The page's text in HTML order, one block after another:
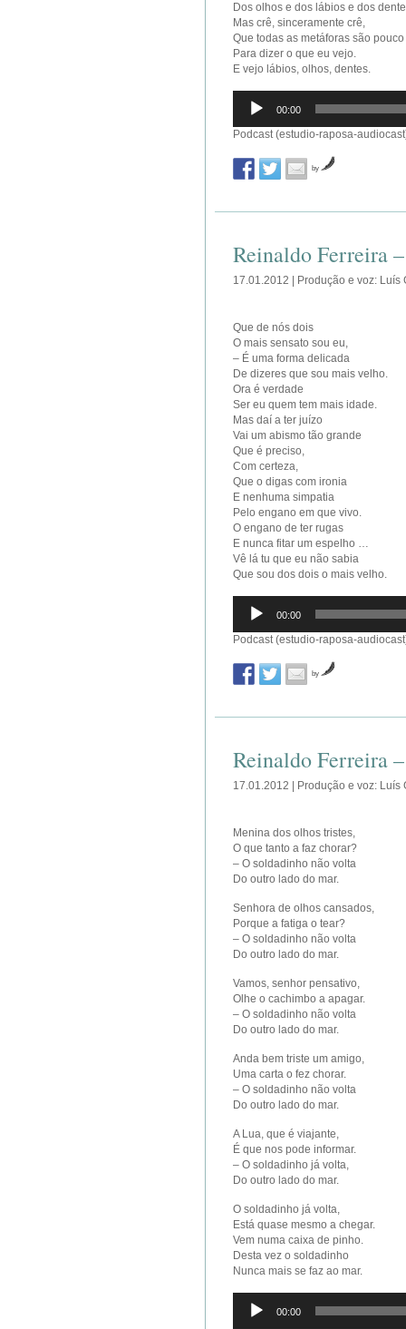
Dos olhos e dos lábios e dos
Mas crê, sinceramente crê,
Que todas as metáforas são pouco
Para dizer o que eu vejo.
E vejo lábios, olhos, dentes.
Reprodutor
áudio
00:00
Podcast (estudio-raposa-
by
Reinaldo Ferreira
17.01.2012 | Produção e voz: Luís
Que de nós dois
O mais sensato sou eu,
– É uma forma delicada
De dizeres que sou mais velho.
Ora é verdade
Ser eu quem tem mais idade.
Mas daí a ter juízo
Vai um abismo tão grande
Que é preciso,
Com certeza,
Que o digas com ironia
E nenhuma simpatia
Pelo engano em que vivo.
O engano de ter rugas
E nunca fitar um espelho …
Vê lá tu que eu não sabia
Que sou dos dois o mais velho.
Reprodutor
áudio
00:00
Podcast (estudio-raposa-
by
Reinaldo Ferreira
17.01.2012 | Produção e voz: Luís
Menina dos olhos tristes,
O que tanto a faz chorar?
– O soldadinho não volta
Do outro lado do mar.
Senhora de olhos cansados,
Porque a fatiga o tear?
– O soldadinho não volta
Do outro lado do mar.
Vamos, senhor pensativo,
Olhe o cachimbo a apagar.
– O soldadinho não volta
Do outro lado do mar.
Anda bem triste um amigo,
Uma carta o fez chorar.
– O soldadinho não volta
Do outro lado do mar.
A Lua, que é viajante,
É que nos pode informar.
– O soldadinho já volta,
Do outro lado do mar.
O soldadinho já volta,
Está quase mesmo a chegar.
Vem numa caixa de pinho.
Desta vez o soldadinho
Nunca mais se faz ao mar.
Reprodutor
00:00